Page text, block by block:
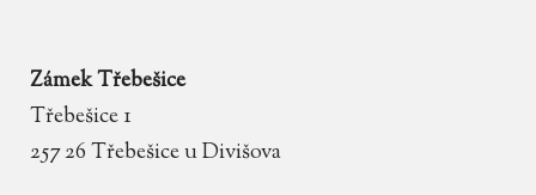
Zámek Třebešice
Třebešice 1
257 26 Třebešice u Divišova